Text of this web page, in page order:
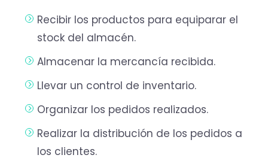
Recibir los productos para equiparar el
stock del almacén.
Almacenar la mercancía recibida.
Llevar un control de inventario.
Organizar los pedidos realizados.
Realizar la distribución de los pedidos a
los clientes.